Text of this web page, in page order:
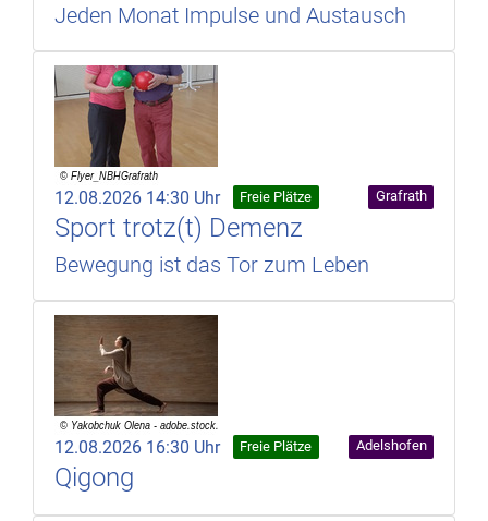
Jeden Monat Impulse und Austausch
12.08.2026 14:30 Uhr Freie Plätze Grafrath
Sport trotz(t) Demenz
Bewegung ist das Tor zum Leben
12.08.2026 16:30 Uhr Freie Plätze Adelshofen
Qigong